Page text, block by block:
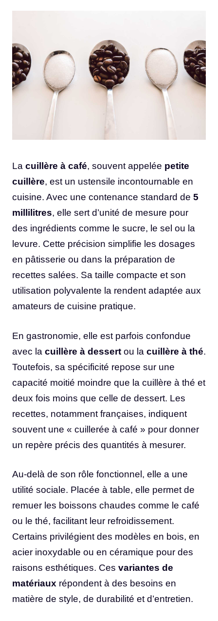
La cuillère à café, souvent appelée petite
cuillère, est un ustensile incontournable en
cuisine. Avec une contenance standard de 5
millilitres, elle sert d’unité de mesure pour
des ingrédients comme le sucre, le sel ou la
levure. Cette précision simplifie les dosages
en pâtisserie ou dans la préparation de
recettes salées. Sa taille compacte et son
utilisation polyvalente la rendent adaptée aux
amateurs de cuisine pratique.
En gastronomie, elle est parfois confondue
avec la cuillère à dessert ou la cuillère à thé.
Toutefois, sa spécificité repose sur une
capacité moitié moindre que la cuillère à thé et
deux fois moins que celle de dessert. Les
recettes, notamment françaises, indiquent
souvent une « cuillerée à café » pour donner
un repère précis des quantités à mesurer.
Au-delà de son rôle fonctionnel, elle a une
utilité sociale. Placée à table, elle permet de
remuer les boissons chaudes comme le café
ou le thé, facilitant leur refroidissement.
Certains privilégient des modèles en bois, en
acier inoxydable ou en céramique pour des
raisons esthétiques. Ces variantes de
matériaux répondent à des besoins en
matière de style, de durabilité et d’entretien.